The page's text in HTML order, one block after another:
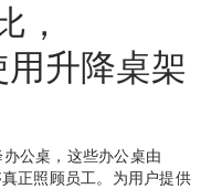
，
升降桌架
公桌，这些办公桌由
正照顾员工。为用户提供